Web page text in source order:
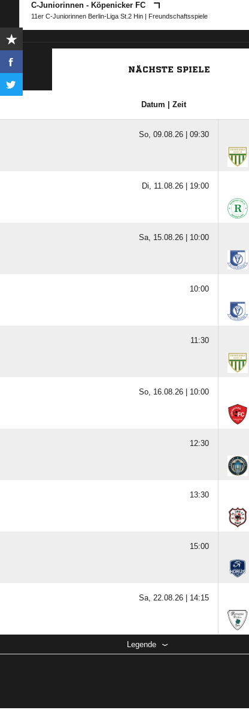
C-Juniorinnen - Köpenicker FC
11er C-Juniorinnen Berlin-Liga St.2 Hin | Freundschaftsspiele
NÄCHSTE SPIELE
Datum | Zeit
So, 09.08.26 | 09:30
Di, 11.08.26 | 19:00
Sa, 15.08.26 | 10:00
10:00
11:30
So, 16.08.26 | 10:00
12:30
13:30
15:00
Sa, 22.08.26 | 14:15
Legende